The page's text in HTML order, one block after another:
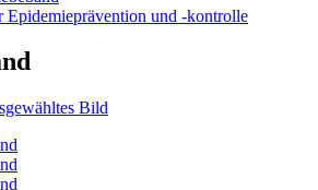
Epidemieprävention und -kontrolle